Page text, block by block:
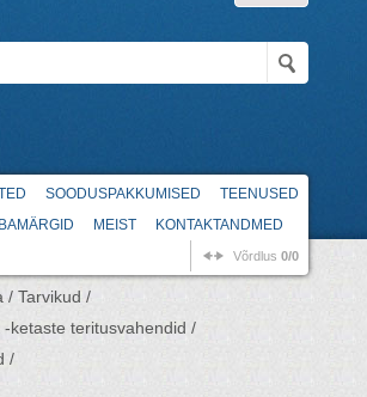
SOODUSPAKKUMISED
TEENUSED
MEIST KONTAKTANDMED
Võrdlus 0/0
/ Tarvikud /
-ketaste teritusvahendid /
/